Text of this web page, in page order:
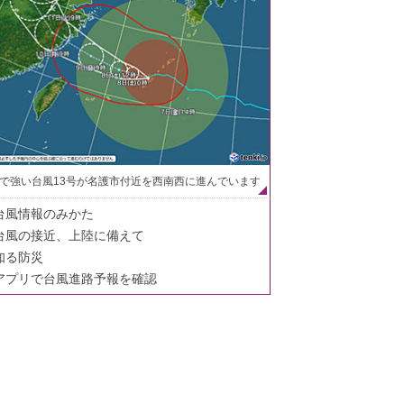
強い台風13号が名護市付近を西南西に進んでいます
風情報のみかた
風の接近、上陸に備えて
る防災
プリで台風進路予報を確認